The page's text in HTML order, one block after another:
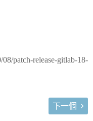
patch-release-gitlab-18-
下一個